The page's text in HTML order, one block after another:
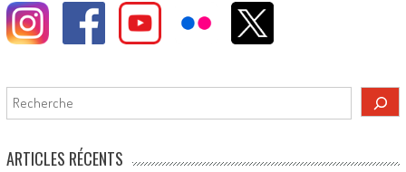
Rechercher
ARTICLES RÉCENTS